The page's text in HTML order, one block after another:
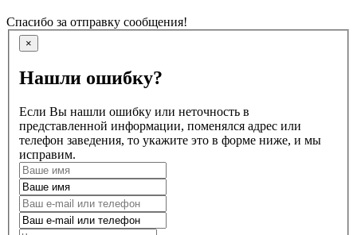
Спасибо за отправку сообщения!
×
Нашли ошибку?
Если Вы нашли ошибку или неточность в
представленной информации, поменялся адрес или
телефон заведения, то укажите это в форме ниже, и мы
исправим.